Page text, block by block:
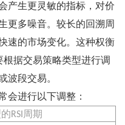
产生更灵敏的指标，对价
更多噪音。较长的回溯周
速的市场变化。这种权衡
据交易策略类型进行调
波段交易。
会进行以下调整：
RSI周期